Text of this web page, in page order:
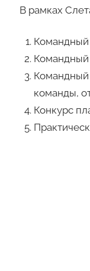
В рамках
Командный
Командный
Командный
команды,
Конкурс